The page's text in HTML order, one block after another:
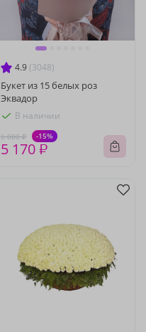
4.9 (3048)
Букет из 15 белых роз
Эквадор
В наличии
6 080 ₽ -15%
5 170 ₽